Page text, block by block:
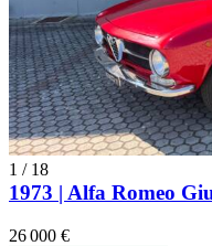
1 / 18
1973 | Alfa Romeo
26 000 €